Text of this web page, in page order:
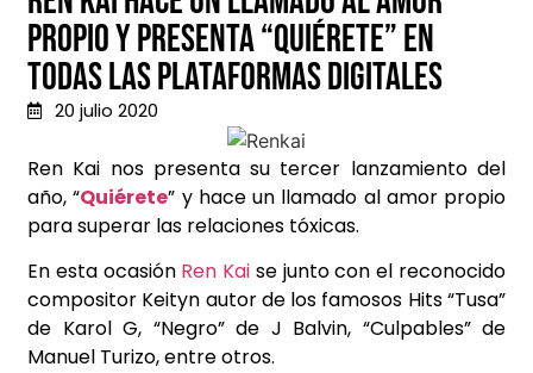
propio y presenta “Quiérete” en
todas las plataformas digitales
20 julio 2020
Ren Kai nos presenta su tercer lanzamiento del
año, “Quiérete” y hace un llamado al amor propio
para superar las relaciones tóxicas.
En esta ocasión Ren Kai se junto con el reconocido
compositor Keityn autor de los famosos Hits “Tusa”
de Karol G, “Negro” de J Balvin, “Culpables” de
Manuel Turizo, entre otros.